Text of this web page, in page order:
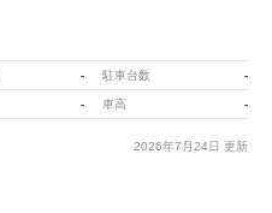
- 駐車台数 -
- 車高 -
2026年7月24日 更新